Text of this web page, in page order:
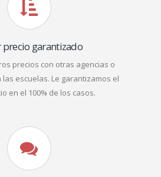
garantizado
precios con otras agencias o
escuelas. Le garantizamos el
en el 100% de los casos.